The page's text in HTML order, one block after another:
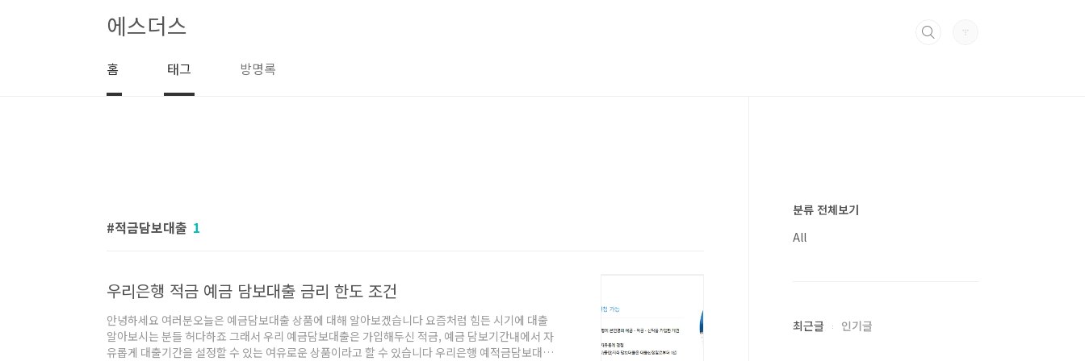
에스더스
홈 태그 방명록
적금담보대출 1
우리은행 적금 예금 담보대출 금리 한도 조건
안녕하세요 여러분오늘은 예금담보대출 상품에 대해 알아보겠습니다 요즘처럼 힘든 시기에 대출
알아보시는 분들 허다하죠 그래서 우리 예금담보대출은 가입해두신 적금, 예금 담보기간내에서 자
유롭게 대출기간을 설정할 수 있는 여유로운 상품이라고 할 수 있습니다 우리은행 예적금담보대출
분류 전체보기
All
최근글 인기글